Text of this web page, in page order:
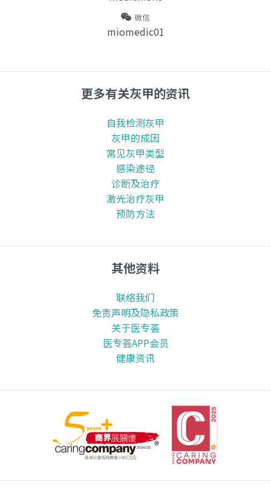
微信
miomedic01
更多有关灰甲的资讯
自我检测灰甲
灰甲的成因
常见灰甲类型
感染途径
诊断及治疗
激光治疗灰甲
预防方法
其他资料
联络我们
免责声明及隐私政策
关于医专荟
医专荟APP会员
健康资讯